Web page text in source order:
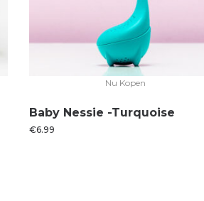
Nu Kopen
Baby Nessie -Turquoise
€6.99